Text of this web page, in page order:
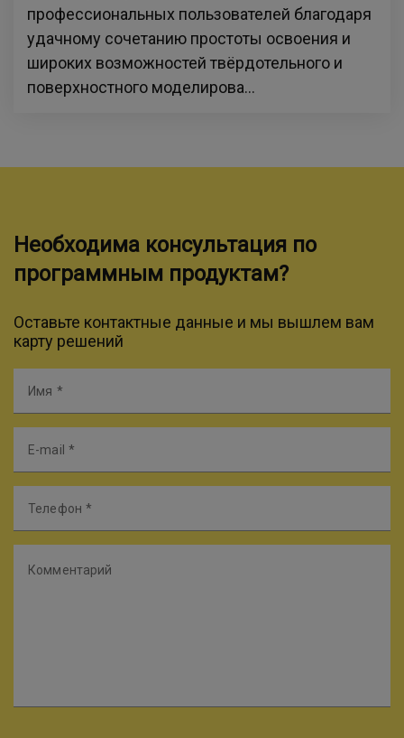
профессиональных пользователей благодаря
удачному сочетанию простоты освоения и
широких возможностей твёрдотельного и
поверхностного моделирова...
Необходима консультация по
программным продуктам?
Оставьте контактные данные и мы вышлем вам
карту решений
Имя
E-mail
Телефон
Комментарий